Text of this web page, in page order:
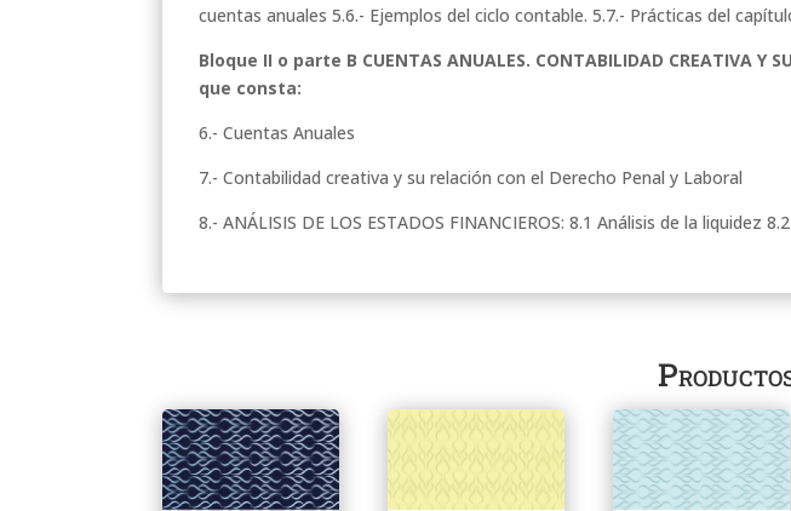
cuentas anuales 5.6.- Ejemplos del ciclo contable. 5.7.- Prácticas del
Bloque II o parte B CUENTAS ANUALES. CONTABILIDAD CREATIVA Y
que consta:
6.- Cuentas Anuales
7.- Contabilidad creativa y su relación con el Derecho Penal y Laboral
8.- ANÁLISIS DE LOS ESTADOS FINANCIEROS: 8.1 Análisis de la liquidez